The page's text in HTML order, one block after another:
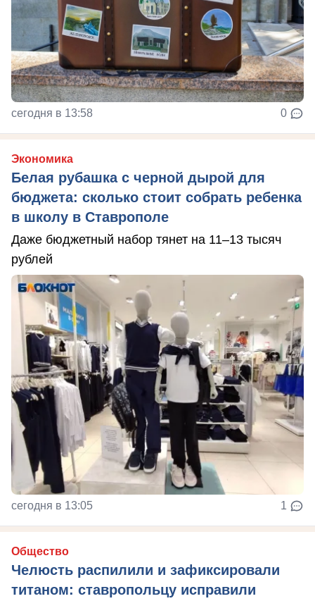
сегодня в 13:58 0
Экономика
Белая рубашка с черной дырой для
бюджета: сколько стоит собрать ребенка
в школу в Ставрополе
Даже бюджетный набор тянет на 11–13 тысяч
рублей
сегодня в 13:05 1
Общество
Челюсть распилили и зафиксировали
титаном: ставропольцу исправили